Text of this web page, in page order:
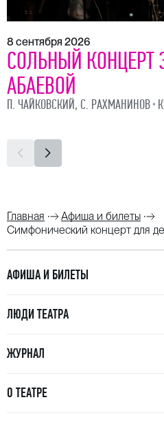
8 сентября 2026
СОЛЬНЫЙ КОНЦЕРТ
АБАЕВОЙ
П. ЧАЙКОВСКИЙ, С. РАХМАНИНОВ
Главная
Афиша и билеты
Симфонический концерт для
АФИША И БИЛЕТЫ
ЛЮДИ ТЕАТРА
ЖУРНАЛ
О ТЕАТРЕ